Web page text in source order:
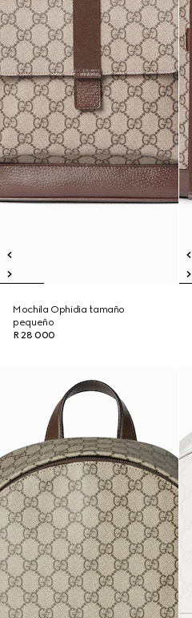
Mochila Ophidia tamaño
pequeño
R 28 000